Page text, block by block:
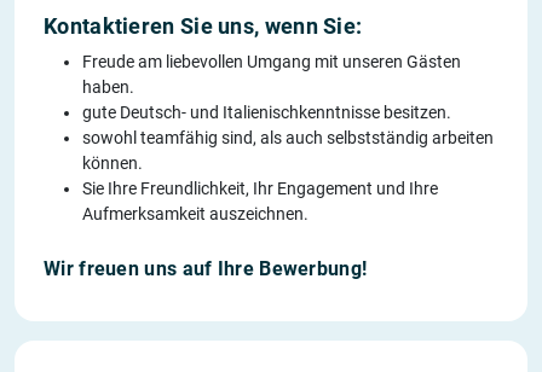
Kontaktieren Sie uns, wenn Sie:
Freude am liebevollen Umgang mit unseren Gästen
haben.
gute Deutsch- und Italienischkenntnisse besitzen.
sowohl teamfähig sind, als auch selbstständig arbeiten
können.
Sie Ihre Freundlichkeit, Ihr Engagement und Ihre
Aufmerksamkeit auszeichnen.
Wir freuen uns auf Ihre Bewerbung!